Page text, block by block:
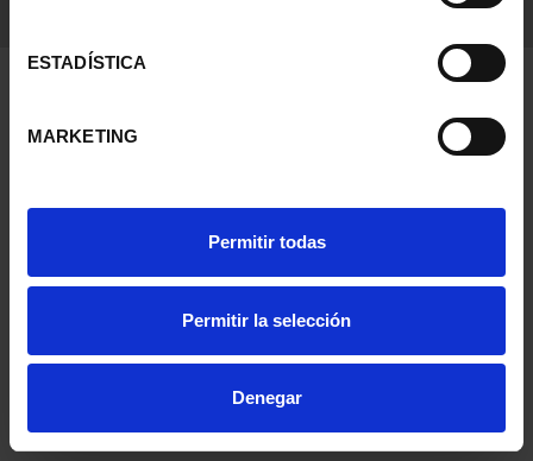
ESTADÍSTICA
MARKETING
Permitir todas
Permitir la selección
Denegar